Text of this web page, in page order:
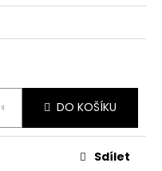
DO KOŠÍKU
Sdílet